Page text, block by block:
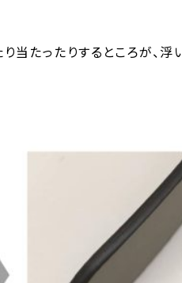
たったりするところが、浮